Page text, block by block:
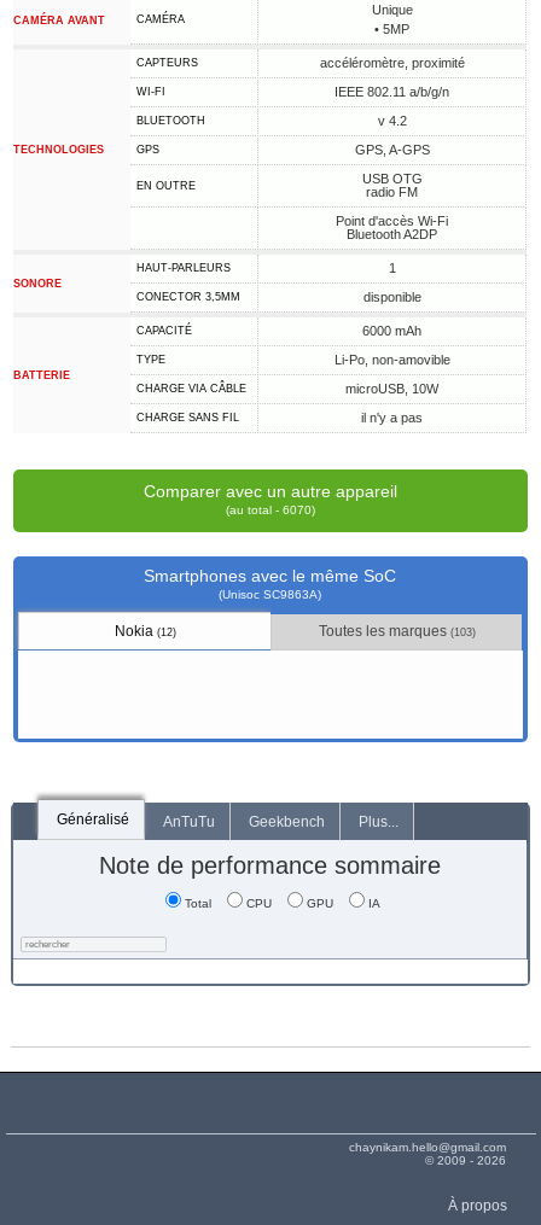
CAMÉRA AVANT CAMÉRA
Unique
• 5MP
TECHNOLOGIES
CAPTEURS accéléromètre, proximité
WI-FI IEEE 802.11 a/b/g/n
BLUETOOTH v 4.2
GPS GPS, A-GPS
EN OUTRE
USB OTG
radio FM
Point d'accès Wi-Fi
Bluetooth A2DP
SONORE
HAUT-PARLEURS 1
CONECTOR 3,5MM disponible
BATTERIE
CAPACITÉ 6000 mAh
TYPE Li-Po, non-amovible
CHARGE VIA CÂBLE microUSB, 10W
CHARGE SANS FIL il n'y a pas
Comparer avec un autre appareil
(au total - 6070)
Smartphones avec le même SoC
(Unisoc SC9863A)
Nokia (12) Toutes les marques (103)
Généralisé AnTuTu Geekbench Plus...
Note de performance sommaire
Total CPU GPU IA
chaynikam.hello@gmail.com
© 2009 - 2026
À propos